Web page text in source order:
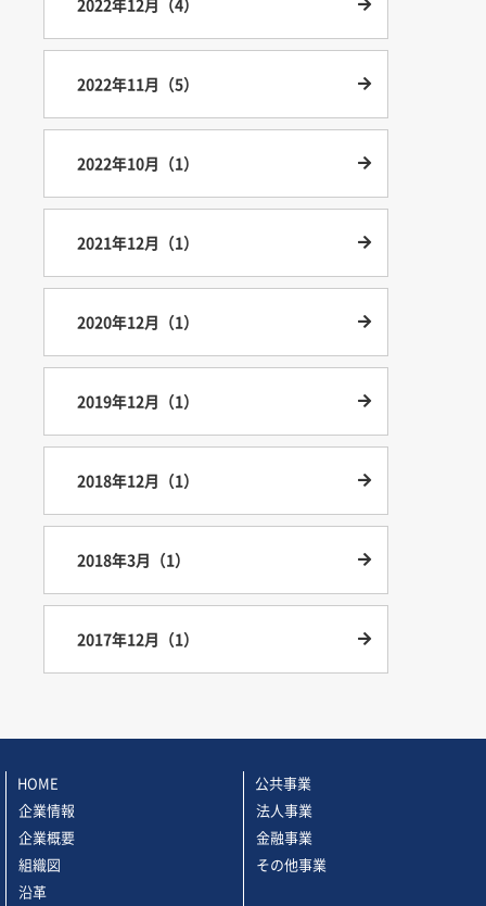
2022年12月（4）
2022年11月（5）
2022年10月（1）
2021年12月（1）
2020年12月（1）
2019年12月（1）
2018年12月（1）
2018年3月（1）
2017年12月（1）
HOME
企業情報
企業概要
組織図
沿革
公共事業
法人事業
金融事業
その他事業